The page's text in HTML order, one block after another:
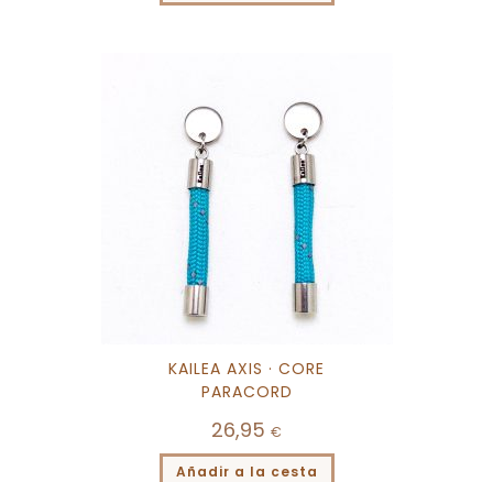
KAILEA AXIS · CORE
PARACORD
26,95 €
Añadir a la cesta